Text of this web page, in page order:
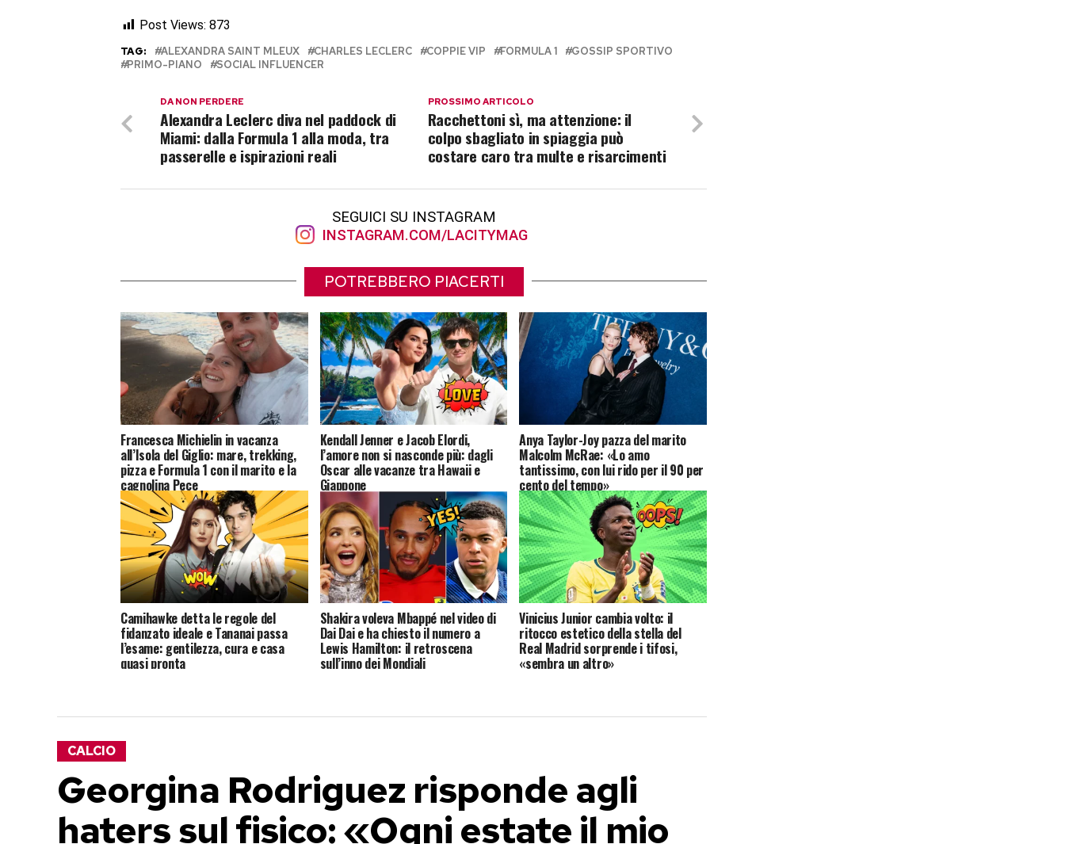
Post Views: 873
TAG: ALEXANDRA SAINT MLEUX CHARLES LECLERC COPPIE VIP FORMULA 1
GOSSIP SPORTIVO
PRIMO-PIANO
SOCIAL INFLUENCER
PROSSIMO ARTICOLO
Racchettoni sì, ma attenzione: il
colpo sbagliato in spiaggia può
costare caro tra multe e risarcimenti
DA NON PERDERE
Alexandra Leclerc diva nel paddock di
Miami: dalla Formula 1 alla moda, tra
passerelle e ispirazioni reali
SEGUICI SU INSTAGRAM
INSTAGRAM.COM/LACITYMAG
POTREBBERO PIACERTI
Francesca Michielin in vacanza
all’Isola del Giglio: mare, trekking,
pizza e Formula 1 con il marito e la
cagnolina Pece
Kendall Jenner e Jacob Elordi,
l’amore non si nasconde più: dagli
Oscar alle vacanze tra Hawaii e
Giappone
Anya Taylor-Joy pazza del marito
Malcolm McRae: «Lo amo
tantissimo, con lui rido per il 90 per
cento del tempo»
Camihawke detta le regole del
fidanzato ideale e Tananai passa
l’esame: gentilezza, cura e casa
quasi pronta
Shakira voleva Mbappé nel video di
Dai Dai e ha chiesto il numero a
Lewis Hamilton: il retroscena
sull’inno dei Mondiali
Vinicius Junior cambia volto: il
ritocco estetico della stella del
Real Madrid sorprende i tifosi,
«sembra un altro»
CALCIO
Georgina Rodriguez risponde agli
haters sul fisico: «Ogni estate il mio